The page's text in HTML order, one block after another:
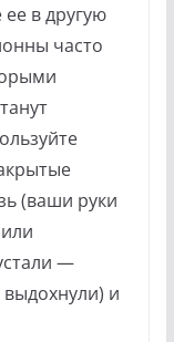
в другую
часто
(ваши руки
—
и